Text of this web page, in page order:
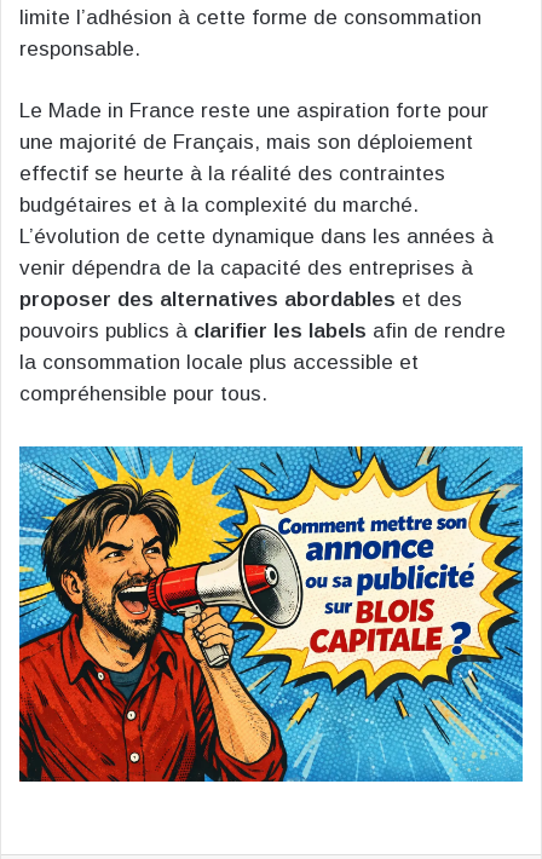
limite l’adhésion à cette forme de consommation
responsable.
Le Made in France reste une aspiration forte pour
une majorité de Français, mais son déploiement
effectif se heurte à la réalité des contraintes
budgétaires et à la complexité du marché.
L’évolution de cette dynamique dans les années à
venir dépendra de la capacité des entreprises à
proposer des alternatives abordables et des
pouvoirs publics à clarifier les labels afin de rendre
la consommation locale plus accessible et
compréhensible pour tous.